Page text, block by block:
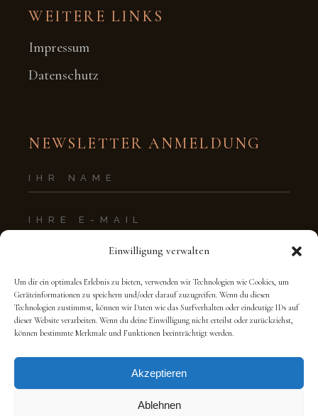
Einwilligung verwalten
Um dir ein optimales Erlebnis zu bieten, verwenden wir Technologien wie Cookies, um
Geräteinformationen zu speichern und/oder darauf zuzugreifen. Wenn du diesen
Technologien zustimmst, können wir Daten wie das Surfverhalten oder eindeutige IDs auf
dieser Website verarbeiten. Wenn du deine Einwilligung nicht erteilst oder zurückziehst,
können bestimmte Merkmale und Funktionen beeinträchtigt werden.
Akzeptieren
Ablehnen
WEITERE LINKS
Impressum
Datenschutz
NEWSLETTER ANMELDUNG
Zustimmung